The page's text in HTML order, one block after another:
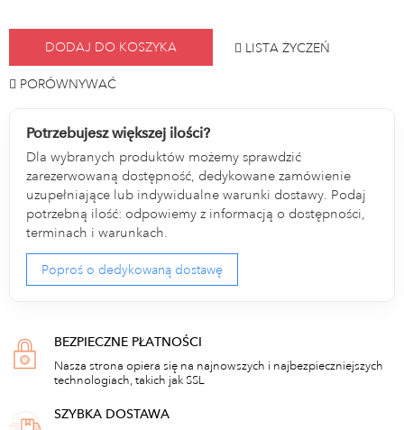
DODAJ DO KOSZYKA LISTA ŻYCZEŃ
PORÓWNYWAĆ
Potrzebujesz większej ilości?
Dla wybranych produktów możemy sprawdzić
zarezerwowaną dostępność, dedykowane zamówienie
uzupełniające lub indywidualne warunki dostawy. Podaj
potrzebną ilość: odpowiemy z informacją o dostępności,
terminach i warunkach.
Poproś o dedykowaną dostawę
BEZPIECZNE PŁATNOŚCI
Nasza strona opiera się na najnowszych i najbezpieczniejszych
technologiach, takich jak SSL
SZYBKA DOSTAWA